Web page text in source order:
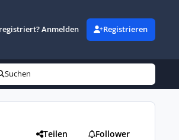
Anmelden Registrieren
Suchen
Teilen Follower